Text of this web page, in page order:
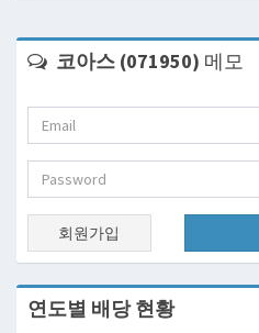
코아스 (071950) 메모
회원가입
연도별 배당 현황